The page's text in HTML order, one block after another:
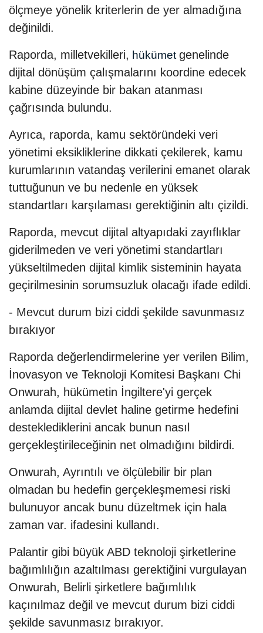
ölçmeye yönelik kriterlerin de yer almadığına
değinildi.
Raporda, milletvekilleri, hükümetgenelinde
dijital dönüşüm çalışmalarını koordine edecek
kabine düzeyinde bir bakan atanması
çağrısında bulundu.
Ayrıca, raporda, kamu sektöründeki veri
yönetimi eksikliklerine dikkati çekilerek, kamu
kurumlarının vatandaş verilerini emanet olarak
tuttuğunun ve bu nedenle en yüksek
standartları karşılaması gerektiğinin altı çizildi.
Raporda, mevcut dijital altyapıdaki zayıflıklar
giderilmeden ve veri yönetimi standartları
yükseltilmeden dijital kimlik sisteminin hayata
geçirilmesinin sorumsuzluk olacağı ifade edildi.
- Mevcut durum bizi ciddi şekilde savunmasız
bırakıyor
Raporda değerlendirmelerine yer verilen Bilim,
İnovasyon ve Teknoloji Komitesi Başkanı Chi
Onwurah, hükümetin İngiltere'yi gerçek
anlamda dijital devlet haline getirme hedefini
desteklediklerini ancak bunun nasıl
gerçekleştirileceğinin net olmadığını bildirdi.
Onwurah, Ayrıntılı ve ölçülebilir bir plan
olmadan bu hedefin gerçekleşmemesi riski
bulunuyor ancak bunu düzeltmek için hala
zaman var. ifadesini kullandı.
Palantir gibi büyük ABD teknoloji şirketlerine
bağımlılığın azaltılması gerektiğini vurgulayan
Onwurah, Belirli şirketlere bağımlılık
kaçınılmaz değil ve mevcut durum bizi ciddi
şekilde savunmasız bırakıyor.